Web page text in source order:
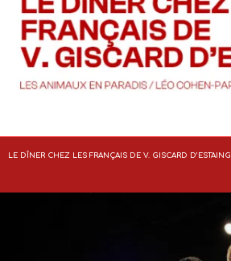
LE DÎNER CHEZ LES FRANÇAIS DE V. GISCARD D’ESTAING